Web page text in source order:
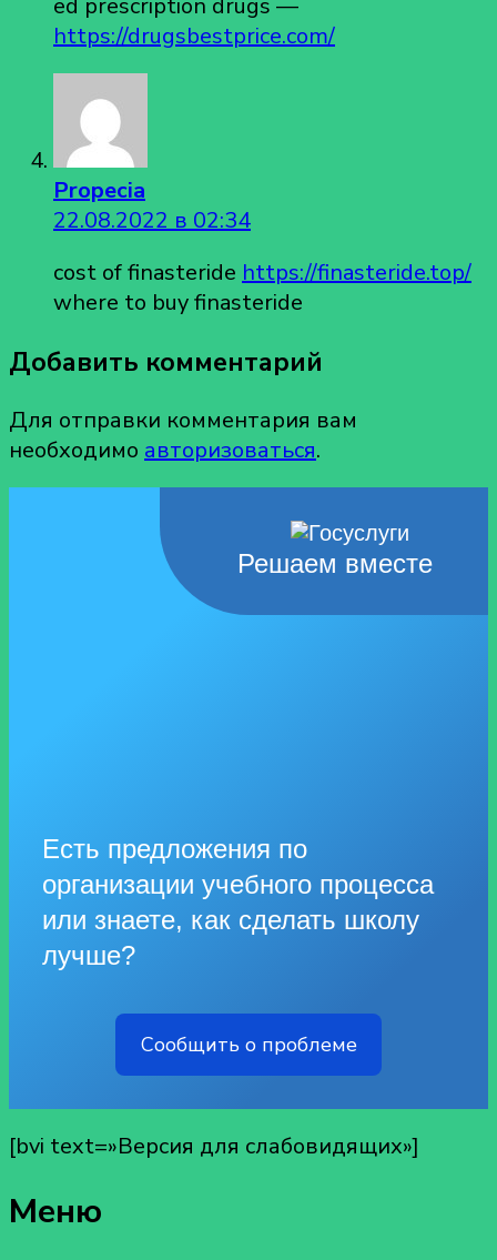
ed prescription drugs —
https://drugsbestprice.com/
Propecia
22.08.2022 в 02:34
cost of finasteride https://finasteride.top/
where to buy finasteride
Добавить комментарий
Для отправки комментария вам
необходимо авторизоваться.
Решаем вместе
Есть предложения по
организации учебного процесса
или знаете, как сделать школу
лучше?
Сообщить о проблеме
[bvi text=»Версия для слабовидящих»]
Меню